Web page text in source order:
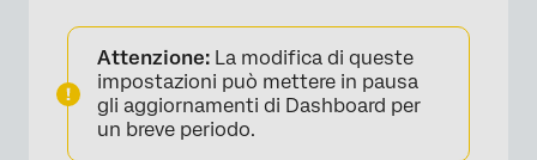
Attenzione: La modifica di queste
impostazioni può mettere in pausa
gli aggiornamenti di Dashboard per
un breve periodo.